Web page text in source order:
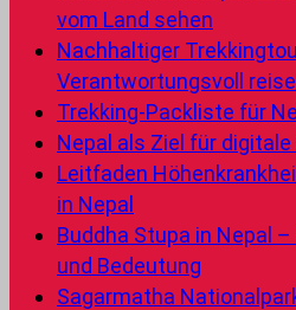
vom Land sehen
Nachhaltiger
Verantwortungsvoll
Trekking-Packliste für
Nepal als Ziel für
Leitfaden
in Nepal
Buddha Stupa in Nepal
und Bedeutung
Sagarmatha